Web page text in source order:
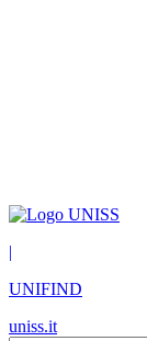
|
UNIFIND
uniss.it